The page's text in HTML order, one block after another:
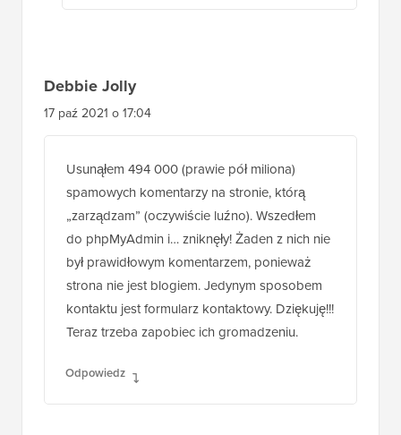
Debbie Jolly
17 paź 2021 o 17:04
Usunąłem 494 000 (prawie pół miliona)
spamowych komentarzy na stronie, którą
„zarządzam” (oczywiście luźno). Wszedłem
do phpMyAdmin i… zniknęły! Żaden z nich nie
był prawidłowym komentarzem, ponieważ
strona nie jest blogiem. Jedynym sposobem
kontaktu jest formularz kontaktowy. Dziękuję!!!
Teraz trzeba zapobiec ich gromadzeniu.
Odpowiedz